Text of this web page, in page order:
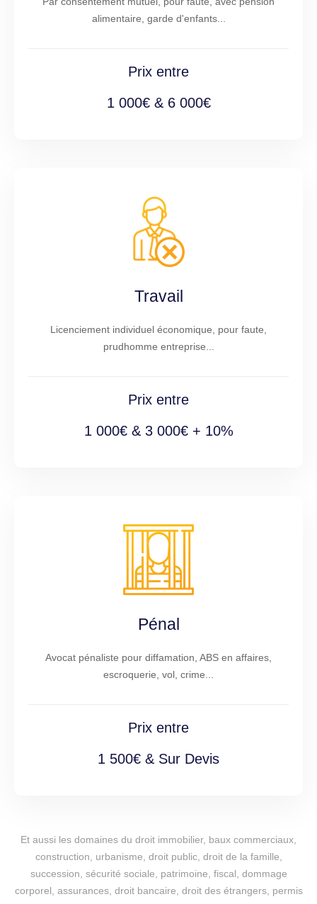
alimentaire, garde d'enfants...
Prix entre
1 000€ & 6 000€
Travail
Licenciement individuel économique, pour faute,
prudhomme entreprise...
Prix entre
1 000€ & 3 000€ + 10%
Pénal
Avocat pénaliste pour diffamation, ABS en affaires,
escroquerie, vol, crime...
Prix entre
1 500€ & Sur Devis
Et aussi les domaines du droit immobilier, baux commerciaux,
construction, urbanisme, droit public, droit de la famille,
succession, sécurité sociale, patrimoine, fiscal, dommage
corporel, assurances, droit bancaire, droit des étrangers, permis